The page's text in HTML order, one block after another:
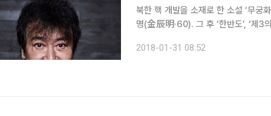
북한 핵 개발을 소재로 한 소설 ‘무궁
명(金辰明·60). 그 후 ‘한반도’, ‘제3
올랐지만, 묵직한 주제인 만큼 마음이
2018-01-31 08:52